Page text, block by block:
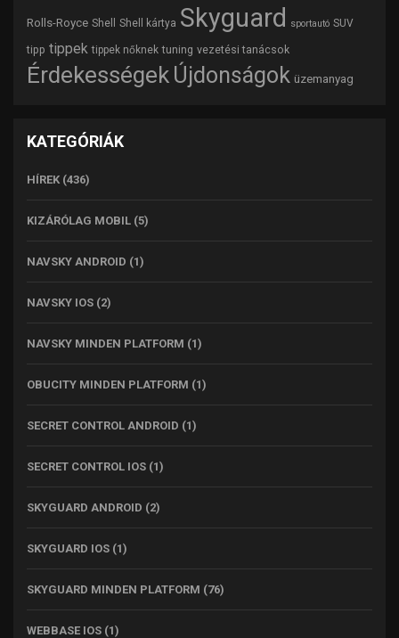
Rolls-Royce Shell Shell kártya Skyguard sportautó SUV
tipp tippek tippek nőknek tuning vezetési tanácsok
Érdekességek Újdonságok üzemanyag
KATEGÓRIÁK
HÍREK (436)
KIZÁRÓLAG MOBIL (5)
NAVSKY ANDROID (1)
NAVSKY IOS (2)
NAVSKY MINDEN PLATFORM (1)
OBUCITY MINDEN PLATFORM (1)
SECRET CONTROL ANDROID (1)
SECRET CONTROL IOS (1)
SKYGUARD ANDROID (2)
SKYGUARD IOS (1)
SKYGUARD MINDEN PLATFORM (76)
WEBBASE IOS (1)